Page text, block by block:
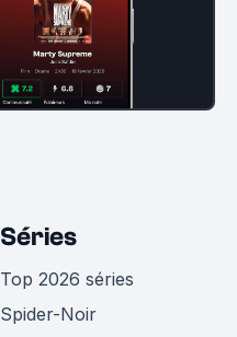
Séries
Top 2026 séries
Spider-Noir